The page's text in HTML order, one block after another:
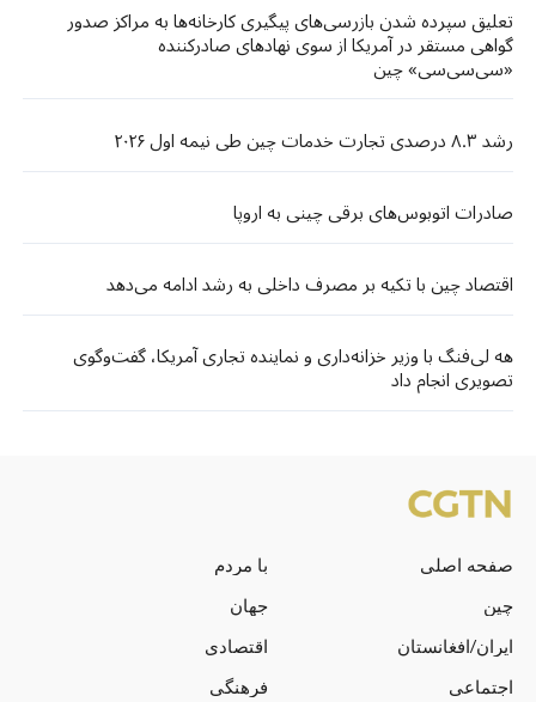
تعلیق سپرده شدن بازرسی‌های پیگیری کارخانه‌ها به مراکز صدور
گواهی مستقر در آمریکا از سوی نهادهای صادرکننده
«سی‌سی‌سی» چین
رشد ۸.۳ درصدی تجارت خدمات چین طی نیمه اول ۲۰۲۶
صادرات اتوبوس‌های برقی چینی به اروپا
اقتصاد چین با تکیه بر مصرف داخلی به رشد ادامه می‌دهد
هه لی‌فنگ با وزیر خزانه‌داری و نماینده تجاری آمریکا، گفت‌وگوی
تصویری انجام داد
صفحه اصلی
با مردم
چین
جهان
ایران/افغانستان
اقتصادی
اجتماعی
فرهنگی